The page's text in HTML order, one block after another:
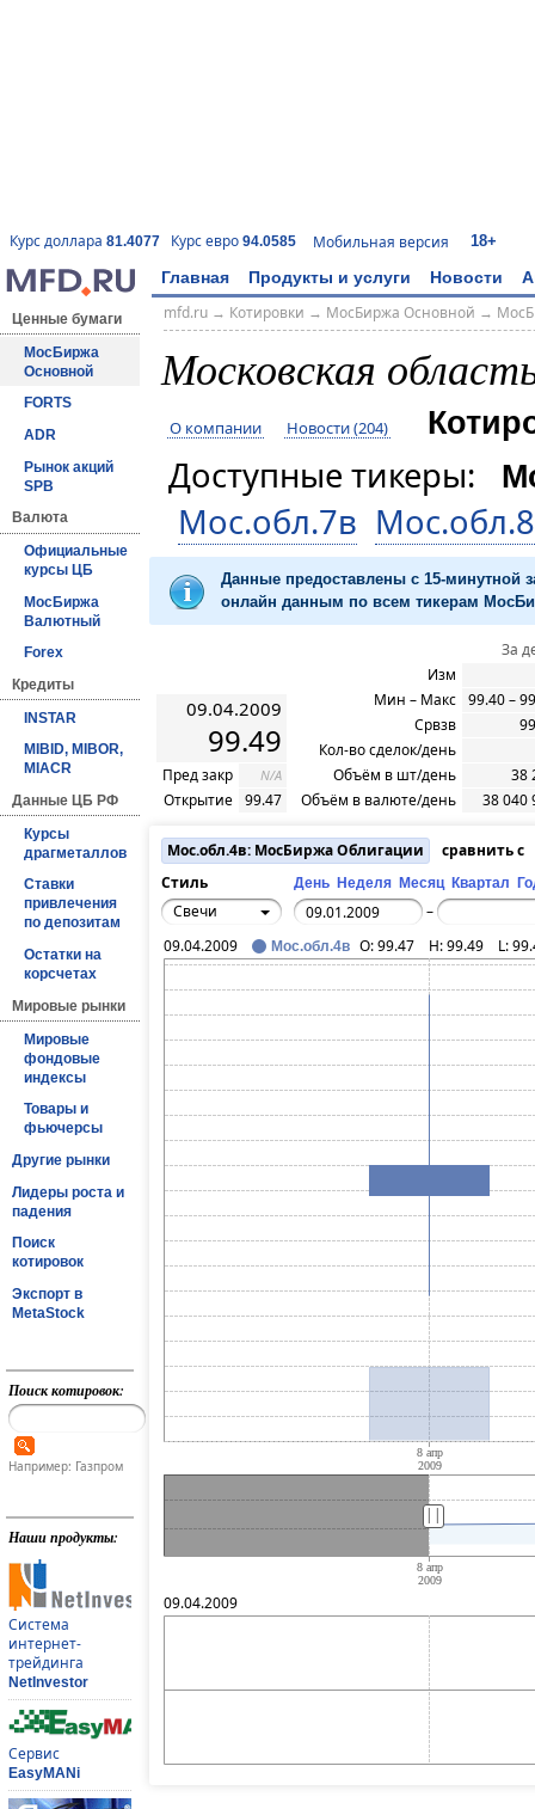
Курс доллара 81.4077 Курс евро 94.0585 Мобильная версия 18+
Главная Продукты и услуги Новости
Ценные бумаги
МосБиржа
Основной
FORTS
ADR
Рынок акций
SPB
Валюта
Официальные
курсы ЦБ
МосБиржа
Валютный
Forex
Кредиты
INSTAR
MIBID, MIBOR,
MIACR
Данные ЦБ РФ
Курсы
драгметаллов
Ставки
привлечения
по депозитам
Остатки на
корсчетах
Мировые рынки
Мировые
фондовые
индексы
Товары и
фьючерсы
Другие рынки
Лидеры роста и
падения
Поиск
котировок
Экспорт в
MetaStock
Поиск котировок:
Например: Газпром
Наши продукты:
Система
интернет-
трейдинга
NetInvestor
Сервис
EasyMANi
mfd.ru→ Котировки → МосБиржа Основной →
Московская
О компании Новости (204)
Доступные тикеры:
Мос.обл.7в
Данные предоставлены с 15-минутной
онлайн данным по всем тикерам
09.04.2009
99.49
Пред закр N/A
Открытие 99.47
За
Изм
Мин – Макс 99.40 –
Срвзв
Кол-во сделок/день
Объём в шт/день
38
Объём в валюте/день
38 040
Мос.обл.4в: МосБиржа Облигации
сравнить с
Стиль
День Неделя Месяц Квартал
Свечи –
||
09.04.2009 Мос.обл.4в O:99.47 H:99.49 L:
09.04.2009